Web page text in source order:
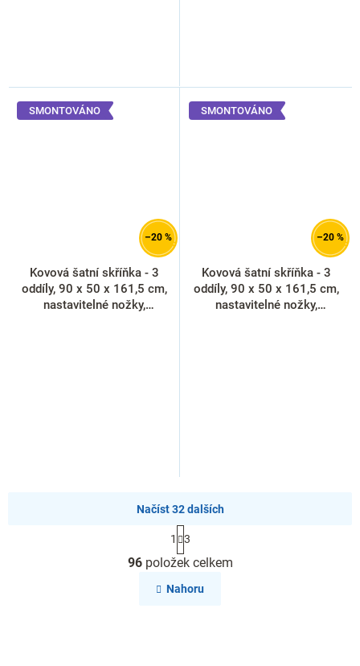
SMONTOVÁNO
–20 %
Kovová šatní skříňka - 3
oddíly, 90 x 50 x 161,5 cm,
nastavitelné nožky,
SMONTOVÁNO
–20 %
Kovová šatní skříňka - 3
oddíly, 90 x 50 x 161,5 cm,
nastavitelné nožky,
O
v
l
Načíst 32 dalších
S
t
r
á
n
1 3
96položek celkem
Nahoru